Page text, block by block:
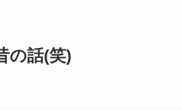
の話(笑)